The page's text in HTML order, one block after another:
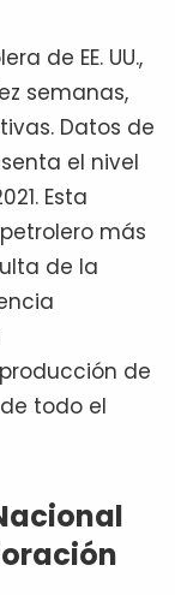
de EE. UU.,
semanas,
Datos de
el nivel
Esta
más
de la
de
todo el